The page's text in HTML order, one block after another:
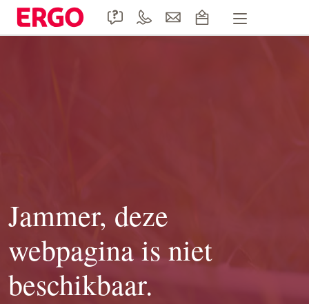
Jammer, deze
webpagina is niet
beschikbaar.